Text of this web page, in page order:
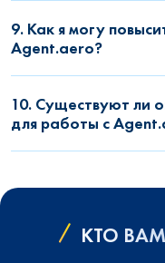
9. Как я могу
Agent.aero?
10. Существуют ли
для работы с
КТО